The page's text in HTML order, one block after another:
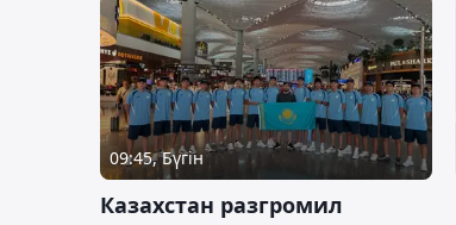
09:45, Бүгін
Казахстан разгромил